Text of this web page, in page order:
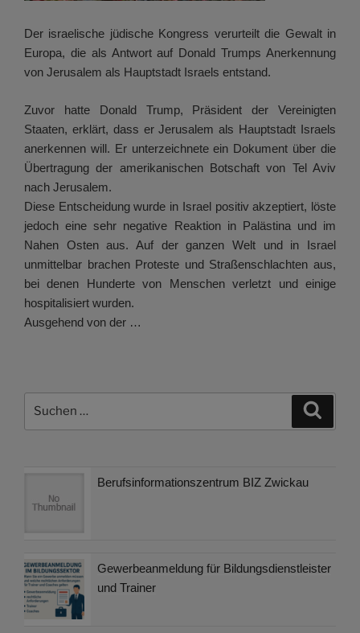
Der israelische jüdische Kongress verurteilt die Gewalt in
Europa, die als Antwort auf Donald Trumps Anerkennung
von Jerusalem als Hauptstadt Israels entstand.
Zuvor hatte Donald Trump, Präsident der Vereinigten
Staaten, erklärt, dass er Jerusalem als Hauptstadt Israels
anerkennen will. Er unterzeichnete ein Dokument über die
Übertragung der amerikanischen Botschaft von Tel Aviv
nach Jerusalem.
Diese Entscheidung wurde in Israel positiv akzeptiert, löste
jedoch eine sehr negative Reaktion in Palästina und im
Nahen Osten aus. Auf der ganzen Welt und in Israel
unmittelbar brachen Proteste und Straßenschlachten aus,
bei denen Hunderte von Menschen verletzt und einige
hospitalisiert wurden.
Ausgehend von der …
Berufsinformationszentrum BIZ Zwickau
Gewerbeanmeldung für Bildungsdienstleister
und Trainer